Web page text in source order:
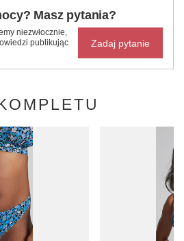
Masz pytania?
niezwłocznie,
publikując
Zadaj pytanie